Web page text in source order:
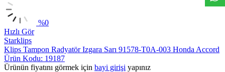
%0
Hızlı Gör
Starklips
Klips Tampon Radyatör Izgara Sarı 91578-T0A-003 Honda Accord
Ürün Kodu: 19187
Ürünün fiyatını görmek için bayi girişi yapınız